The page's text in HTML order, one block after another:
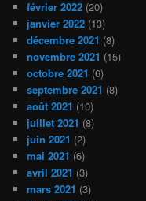
février 2022 (20)
janvier 2022 (13)
décembre 2021 (8)
novembre 2021 (15)
octobre 2021 (6)
septembre 2021 (8)
août 2021 (10)
juillet 2021 (8)
juin 2021 (2)
mai 2021 (6)
avril 2021 (3)
mars 2021 (3)